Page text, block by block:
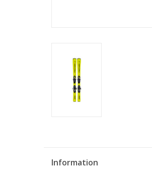
Information